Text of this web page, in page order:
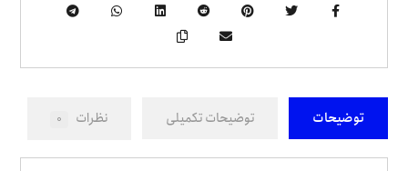
توضیحات توضیحات تکمیلی نظرات 0